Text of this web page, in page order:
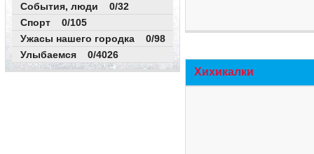
События, люди 0/32
Спорт 0/105
Ужасы нашего городка 0/98
Улыбаемся 0/4026
Хихикалки